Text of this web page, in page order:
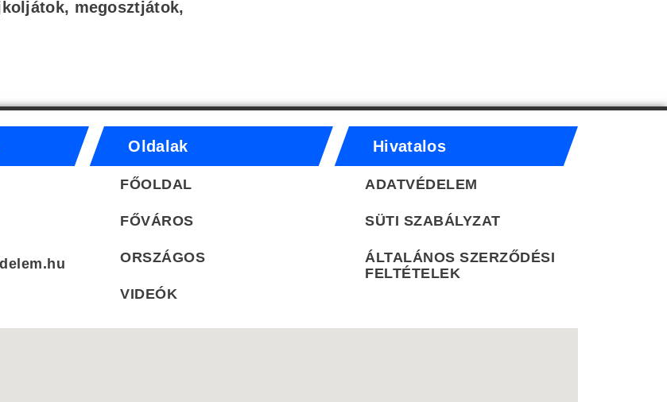
megosztjátok,
FŐOLDAL
FŐVÁROS
ORSZÁGOS
VIDEÓK
Oldalak
ADATVÉDELEM
SÜTI SZABÁLYZAT
ÁLTALÁNOS SZERZŐDÉSI
FELTÉTELEK
Hivatalos